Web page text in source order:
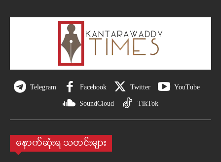
Telegram Facebook Twitter YouTube
SoundCloud TikTok
နောက်ဆုံးရ သတင်းများ